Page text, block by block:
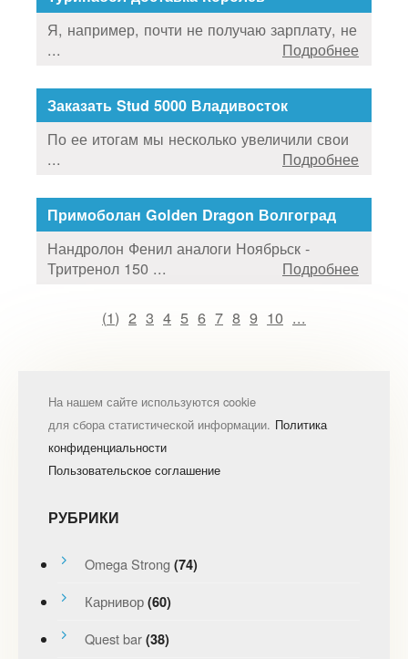
Я, например, почти не получаю зарплату, не
...
Подробнее
Заказать Stud 5000 Владивосток
По ее итогам мы несколько увеличили свои
...
Подробнее
Примоболан Golden Dragon Волгоград
Нандролон Фенил аналоги Ноябрьск -
Тритренол 150 ...
Подробнее
(1) 2 3 4 5 6 7 8 9 10 ...
На нашем сайте используются cookie
для сбора статистической информации. Политика
конфиденциальности
Пользовательское соглашение
РУБРИКИ
Omega Strong (74)
Карнивор (60)
Quest bar (38)